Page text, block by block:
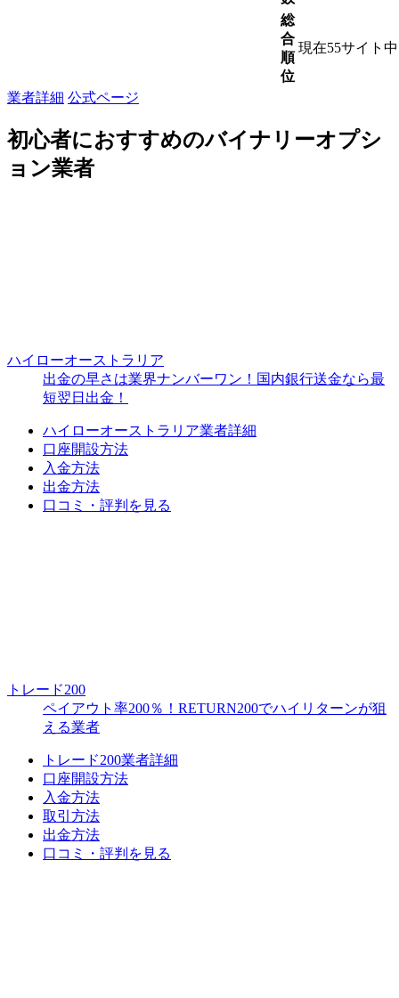
総
合
順
位
現在55サイト
業者詳細 公式ページ
初心者におすすめのバイナリーオプシ
ョン業者
ハイローオーストラリア
出金の早さは業界ナンバーワン！国内銀行送金なら最
短翌日出金！
ハイローオーストラリア業者詳細
口座開設方法
入金方法
出金方法
口コミ・評判を見る
トレード200
ペイアウト率200％！RETURN200でハイリターンが狙
える業者
トレード200業者詳細
口座開設方法
入金方法
取引方法
出金方法
口コミ・評判を見る